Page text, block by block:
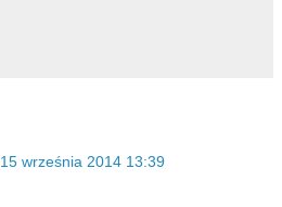
15 września 2014 13:39